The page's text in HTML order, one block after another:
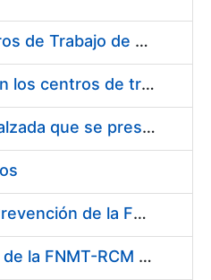
Suministro de Protectores Auditivos a medida para las personas trabajadoras de los Centros de Trabajo de Madrid y Burgos
Suministro de gafas graduadas antiproyecciones para los trabajadores de la FNMT-RCM en los centros de trabajo de Madrid y Burgos
Servicios de una empresa externa para el asesoramiento y resolución de los recursos de alzada que se presentan relacionados con procesos de selección para la FNMT-RCM
Servicio de Calibración y Verificación Externa de los Equipos de Medición del Servicio de Prevención de la FNMT-RCM
Conexión mediante Fibra Óptica de los Centros de Proceso de Datos (CPDs) de las sedes de la FNMT-RCM de Burgos y Madrid